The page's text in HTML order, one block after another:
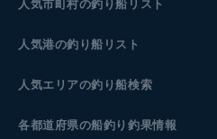
人気市町村の釣り船リスト
人気港の釣り船リスト
人気エリアの釣り船検索
各都道府県の船釣り釣果情報